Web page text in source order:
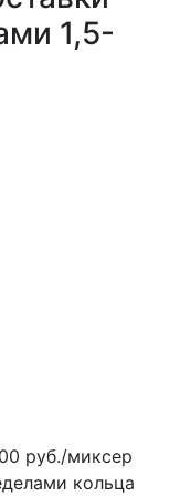
1,5-
руб./миксер
кольца